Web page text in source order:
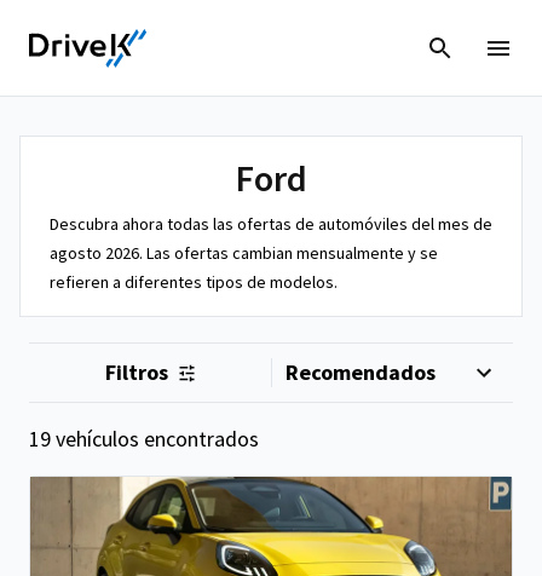
Ford
Descubra ahora todas las ofertas de automóviles del mes de
agosto 2026. Las ofertas cambian mensualmente y se
refieren a diferentes tipos de modelos.
Filtros
19 vehículos encontrados